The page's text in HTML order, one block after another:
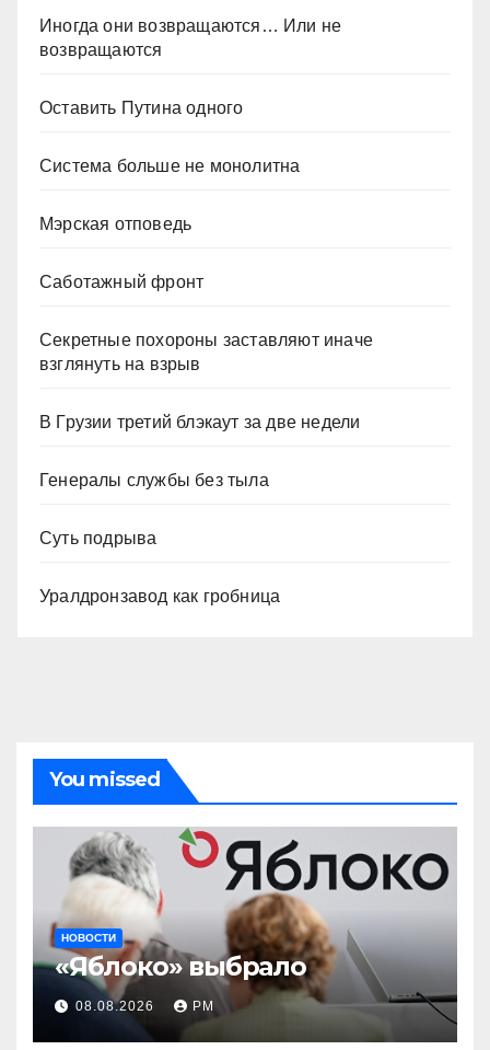
Иногда они возвращаются… Или не
возвращаются
Оставить Путина одного
Система больше не монолитна
Мэрская отповедь
Саботажный фронт
Секретные похороны заставляют иначе
взглянуть на взрыв
В Грузии третий блэкаут за две недели
Генералы службы без тыла
Суть подрыва
Уралдронзавод как гробница
You missed
НОВОСТИ
«Яблоко» выбрало
08.08.2026 РМ